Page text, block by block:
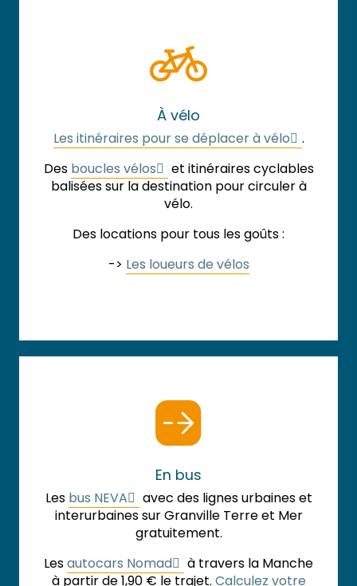
À vélo
Les itinéraires pour se déplacer à vélo
.
Des boucles vélos
et itinéraires cyclables
balisées sur la destination pour circuler à
vélo.
Des locations pour tous les goûts :
-> Les loueurs de vélos
En bus
Les bus NEVA
avec des lignes urbaines et
interurbaines sur Granville Terre et Mer
gratuitement.
Lesautocars Nomad
à travers la Manche
à partir de 1,90 € le trajet. Calculez votre